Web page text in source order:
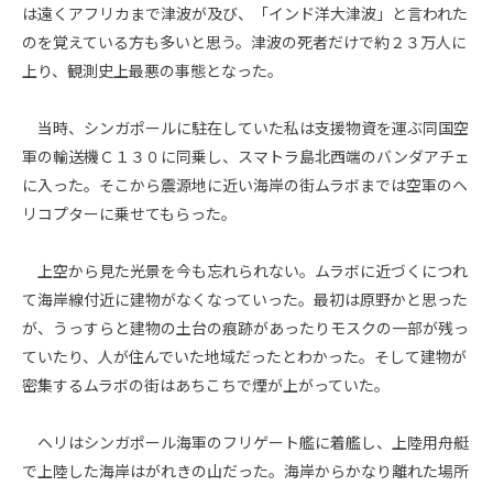
は遠くアフリカまで津波が及び、「インド洋大津波」と言われた
のを覚えている方も多いと思う。津波の死者だけで約２３万人に
上り、観測史上最悪の事態となった。
当時、シンガポールに駐在していた私は支援物資を運ぶ同国空
軍の輸送機Ｃ１３０に同乗し、スマトラ島北西端のバンダアチェ
に入った。そこから震源地に近い海岸の街ムラボまでは空軍のヘ
リコプターに乗せてもらった。
上空から見た光景を今も忘れられない。ムラボに近づくにつれ
て海岸線付近に建物がなくなっていった。最初は原野かと思った
が、うっすらと建物の土台の痕跡があったりモスクの一部が残っ
ていたり、人が住んでいた地域だったとわかった。そして建物が
密集するムラボの街はあちこちで煙が上がっていた。
ヘリはシンガポール海軍のフリゲート艦に着艦し、上陸用舟艇
で上陸した海岸はがれきの山だった。海岸からかなり離れた場所